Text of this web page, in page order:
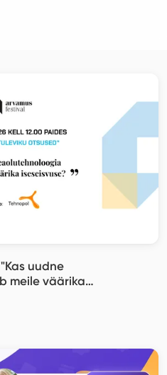
uudne
meile väärika